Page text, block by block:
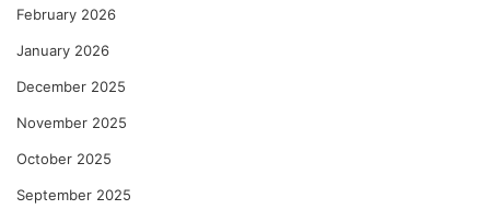
February 2026
January 2026
December 2025
November 2025
October 2025
September 2025